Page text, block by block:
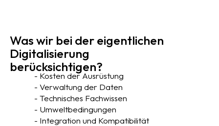
Was wir bei der eigentlichen
Digitalisierung
berücksichtigen?
- Kosten der Ausrüstung
- Verwaltung der Daten
- Technisches Fachwissen
- Umweltbedingungen
- Integration und Kompatibilität